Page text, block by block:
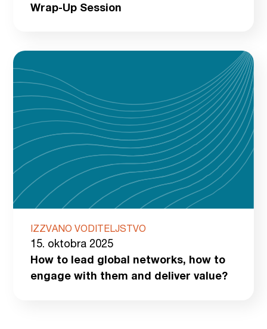
Wrap-Up Session
IZZVANO VODITELJSTVO
15. oktobra 2025
How to lead global networks, how to
engage with them and deliver value?